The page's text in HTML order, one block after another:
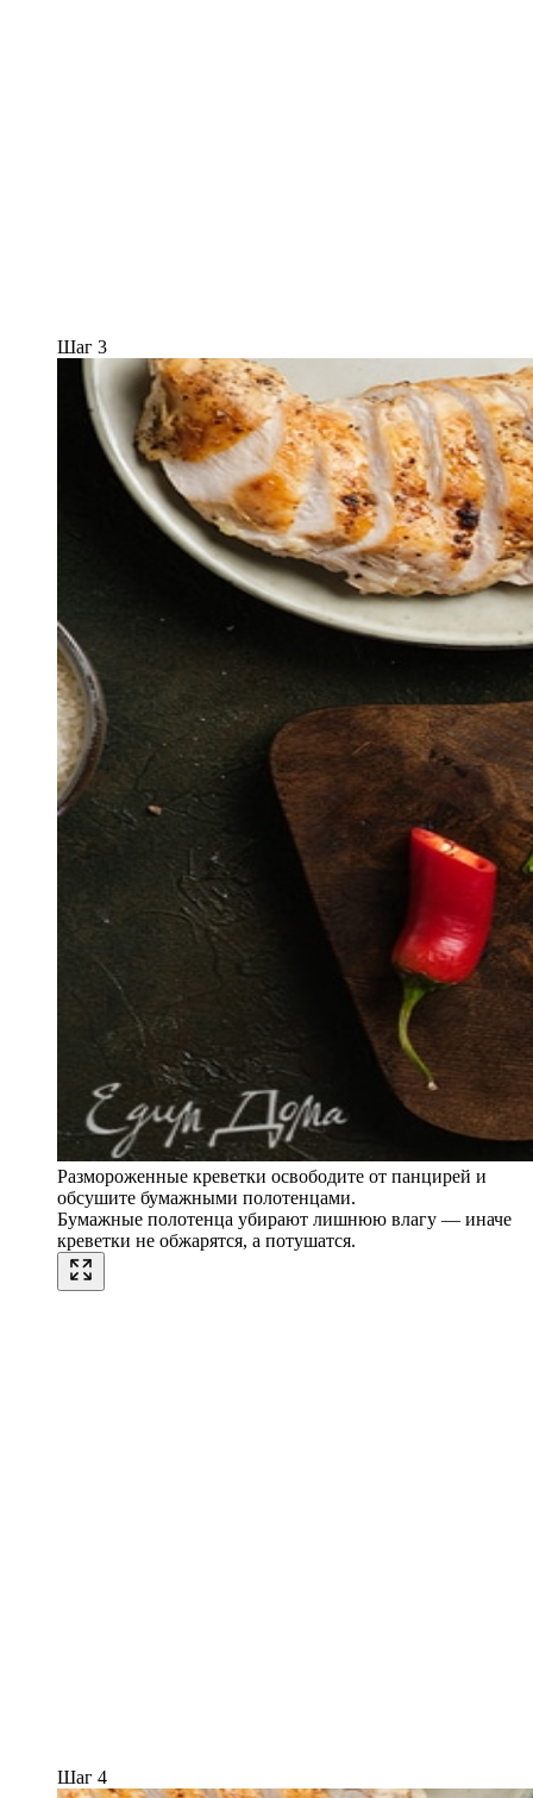
Шаг 3
Размороженные креветки освободите от панцирей и
обсушите бумажными полотенцами.
Бумажные полотенца убирают лишнюю влагу — иначе
креветки не обжарятся, а потушатся.
Шаг 4